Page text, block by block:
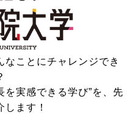
なことにチャレンジでき
を実感できる学び”を、先
します！